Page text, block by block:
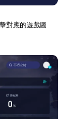
對應的遊戲圖